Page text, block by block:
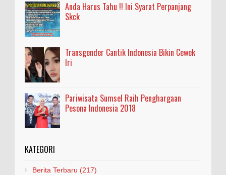
Anda Harus Tahu !! Ini Syarat Perpanjang
Skck
Transgender Cantik Indonesia Bikin Cewek
Iri
Pariwisata Sumsel Raih Penghargaan
Pesona Indonesia 2018
KATEGORI
Berita Terbaru (217)